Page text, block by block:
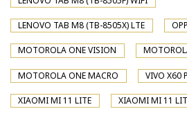
LENOVO TAB M8 (TB-8505X) LTE
MOTOROLA ONE VISION
MOTOROLA ONE MACRO VIVO X60
XIAOMI MI 11 LITE XIAOMI MI 11